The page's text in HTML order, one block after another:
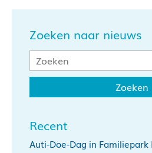
Zoeken naar nieuws
Recent
Auti-Doe-Dag in Familiepark